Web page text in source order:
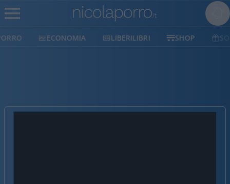
ECONOMIA LIBERILIBRI SHOP SOSTIENICI